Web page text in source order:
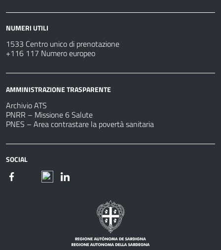
NUMERI UTILI
1533 Centro unico di prenotazione
+116 117 Numero europeo
AMMINISTRAZIONE TRASPARENTE
Archivio ATS
PNRR – Missione 6 Salute
PNES – Area contrastare la povertà sanitaria
SOCIAL